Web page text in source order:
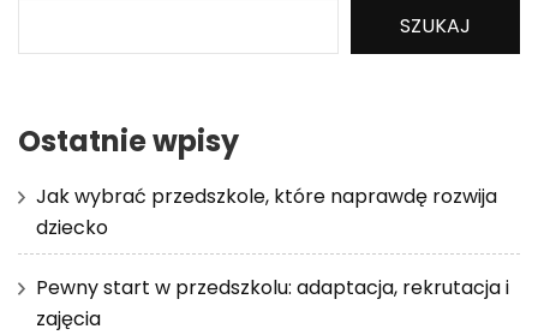
SZUKAJ
Ostatnie wpisy
Jak wybrać przedszkole, które naprawdę rozwija
dziecko
Pewny start w przedszkolu: adaptacja, rekrutacja i
zajęcia